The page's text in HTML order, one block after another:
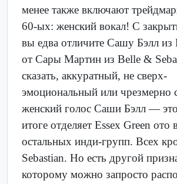
менее также включают
60-ых: женский вокал! С
вы едва отличите Сашу Бэлл из
от Сары Мартин из Belle &
сказать, аккуратный, не сверх-
эмоциональный или чрезмерно
женский голос Саши Бэлл —
итоге отделяет Essex Green ото
остальных инди-групп. Всех
Sebastian. Но есть другой
которому можно запросто